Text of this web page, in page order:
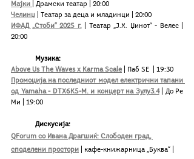
Мајки
| Драмски театар | 20:00
Челинџ | Театар за деца и младинци | 20:00
ИФАД „Стоби“ 2025 г. | Театар „Ј.Х. Џинот“ - Велес |
20:00
Музика:
Above Us The Waves x Karma Scale | Паб ЅЕ  | 19:30
Промоција на последниот модел електрични тапани
од Yamaha - DTX6K5-M. и концерт на Зулу3.4 | До Ре
Ми | 19:00
Дискусија:
QForum со Ивана Драгшиќ: Слободен град,
споделени простори | кафе-книжарница „Буква“ |